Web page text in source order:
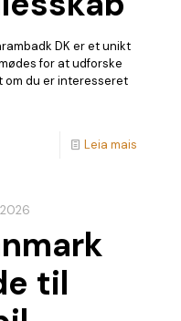
DK er et unikt
for at udforske
om du er interesseret
Leia mais
2026
til